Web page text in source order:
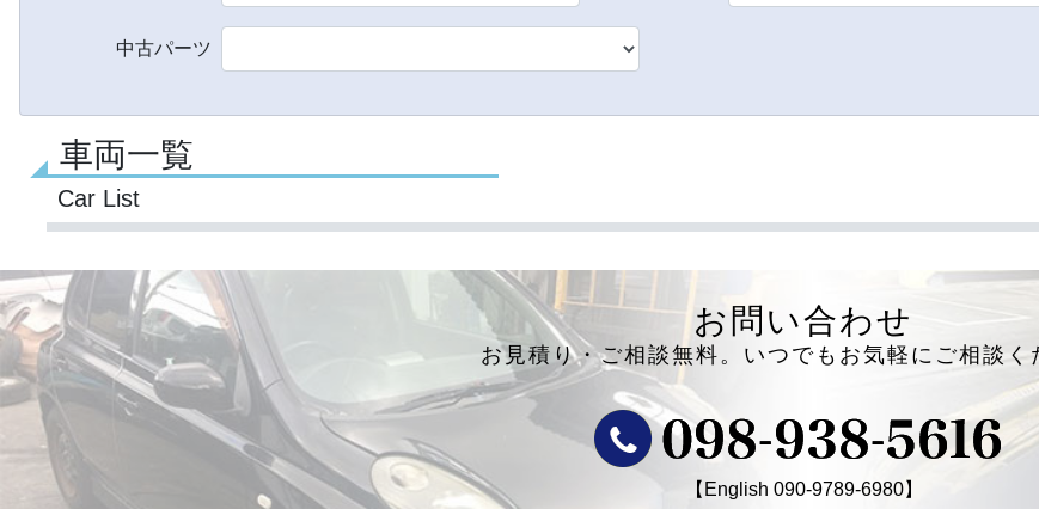
中古パーツ
車両一覧
Car List
お問い合わせ
お見積り・ご相談無料。 いつでもお気軽にご相談く
【English 090-9789-6980】